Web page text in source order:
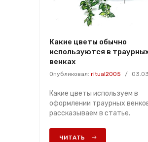
Какие цветы обычно
используются в
венках
Опубликовал: ritual2005 /
Какие цветы используем в
оформлении траурных
рассказываем в статье.
ЧИТАТЬ